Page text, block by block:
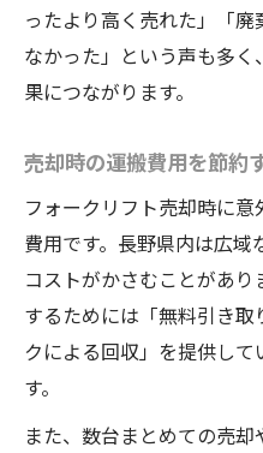
ったより高く売れた」「
なかった」という声も多
果につながります。
売却時の運搬費用を節約
フォークリフト売却時に
費用です。長野県内は広
コストがかさむことがあ
するためには「無料引き
クによる回収」を提供し
す。
また、数台まとめての売